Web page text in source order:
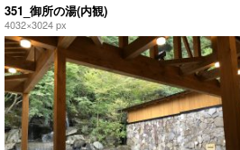
351_御所の湯(内観)
4032×3024 px